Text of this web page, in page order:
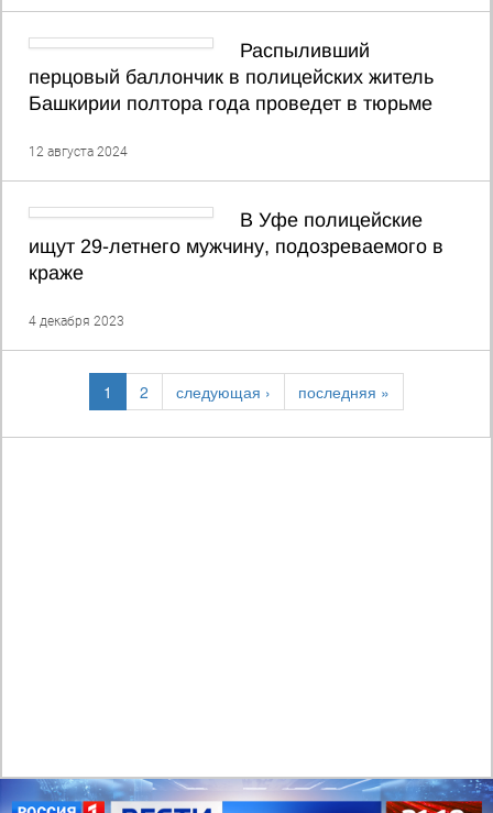
Распыливший
перцовый баллончик в полицейских житель
Башкирии полтора года проведет в тюрьме
12 августа 2024
В Уфе полицейские
ищут 29-летнего мужчину, подозреваемого в
краже
4 декабря 2023
1 2 следующая › последняя »